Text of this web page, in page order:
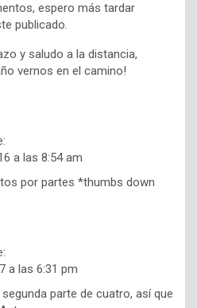
espero más tardar
publicado.
y saludo a la distancia,
vernos en el camino!
a las 8:54 am
por partes *thumbs down
a las 6:31 pm
segunda parte de cuatro, así que